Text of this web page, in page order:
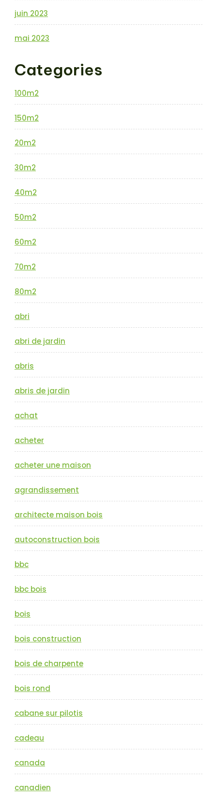
juin 2023
mai 2023
Categories
100m2
150m2
20m2
30m2
40m2
50m2
60m2
70m2
80m2
abri
abri de jardin
abris
abris de jardin
achat
acheter
acheter une maison
agrandissement
architecte maison bois
autoconstruction bois
bbc
bbc bois
bois
bois construction
bois de charpente
bois rond
cabane sur pilotis
cadeau
canada
canadien